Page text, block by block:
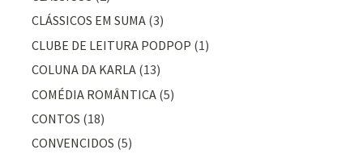
CLÁSSICOS EM SUMA (3)
CLUBE DE LEITURA PODPOP (1)
COLUNA DA KARLA (13)
COMÉDIA ROMÂNTICA (5)
CONTOS (18)
CONVENCIDOS (5)